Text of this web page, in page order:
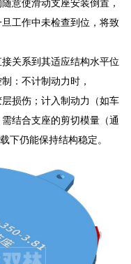
意使滑动支座安装倒置，
工作中未检查到位，将致
关系到其适应结构水平位
：不计制动力时，
损伤；计入制动力（如车
结合支座的剪切模量（通
下仍能保持结构稳定。